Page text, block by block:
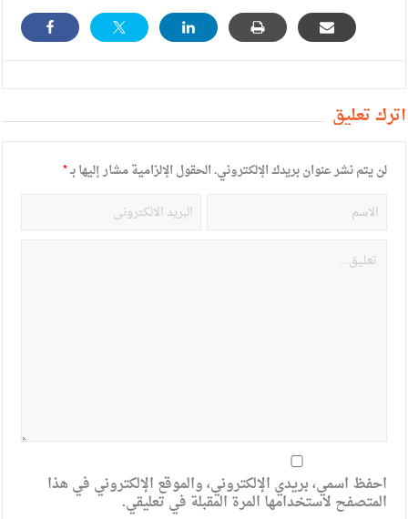
أترك تعليق
لن يتم نشر عنوان بريدك الإلكتروني.الحقول الإلزامية مشار إليها بـ*
احفظ اسمي، بريدي الإلكتروني، والموقع الإلكتروني في هذا
المتصفح لاستخدامها المرة المقبلة في تعليقي.